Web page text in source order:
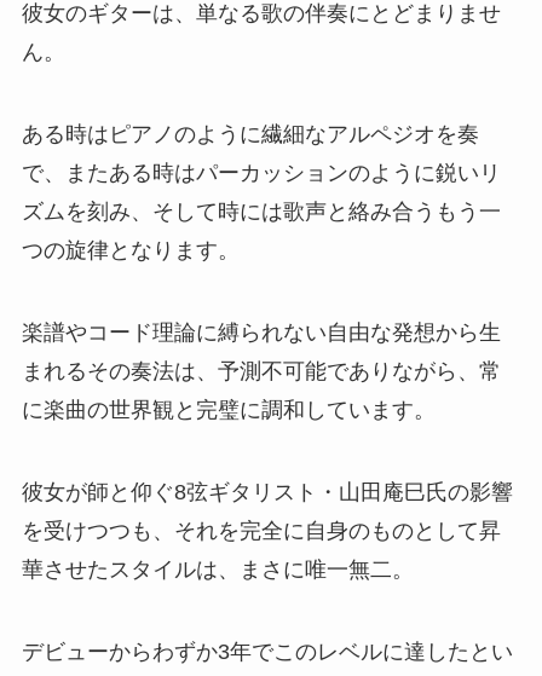
彼女のギターは、単なる歌の伴奏にとどまりませ
ん。
ある時はピアノのように繊細なアルペジオを奏
で、またある時はパーカッションのように鋭いリ
ズムを刻み、そして時には歌声と絡み合うもう一
つの旋律となります。
楽譜やコード理論に縛られない自由な発想から生
まれるその奏法は、予測不可能でありながら、常
に楽曲の世界観と完璧に調和しています。
彼女が師と仰ぐ8弦ギタリスト・山田庵巳氏の影響
を受けつつも、それを完全に自身のものとして昇
華させたスタイルは、まさに唯一無二。
デビューからわずか3年でこのレベルに達したとい